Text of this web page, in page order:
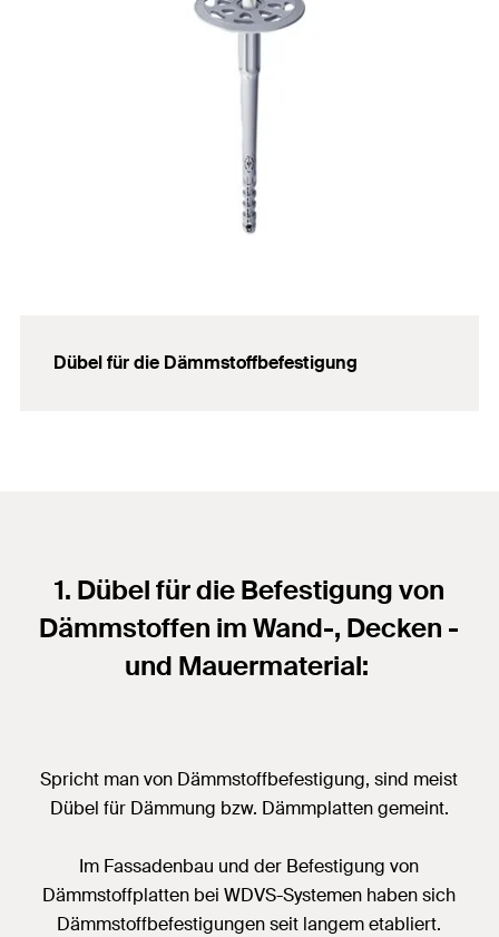
Dübel für die Dämmstoffbefestigung
1. Dübel für die Befestigung von
Dämmstoffen im Wand-, Decken -
und Mauermaterial:
Spricht man von Dämmstoffbefestigung, sind meist
Dübel für Dämmung bzw. Dämmplatten gemeint.
Im Fassadenbau und der Befestigung von
Dämmstoffplatten bei WDVS-Systemen haben sich
Dämmstoffbefestigungen seit langem etabliert.